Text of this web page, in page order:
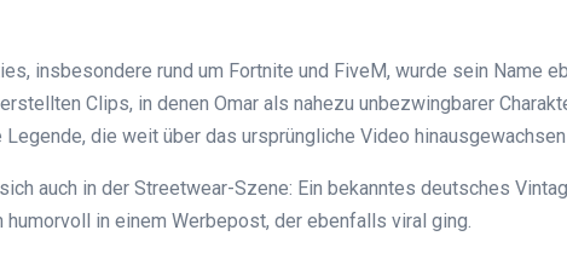
insbesondere rund um Fortnite und FiveM, wurde sein Name
Clips, in denen Omar als nahezu unbezwingbarer
die weit über das ursprüngliche Video
auch in der Streetwear-Szene: Ein bekanntes deutsches
humorvoll in einem Werbepost, der ebenfalls viral ging.